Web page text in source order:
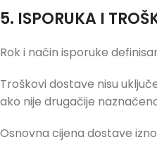
5. ISPORUKA I
Rok i način isporuke
Troškovi dostave nisu
ako nije drugačije
Osnovna cijena dostave